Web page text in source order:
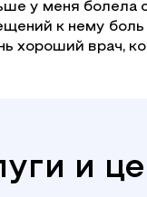
у меня болела
к нему
хороший врач,
объяснил и
спины!
и